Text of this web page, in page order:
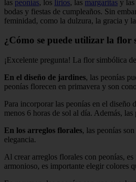
las peonías, los lirios, las margaritas y las
bodas y fiestas de cumpleaños. Sin
feminidad, como la dulzura, la gracia y
¿Cómo se puede utilizar la flor
¡Excelente pregunta! La flor simbólica
En el diseño de jardines, las peonías
peonías florecen en primavera y son
Para incorporar las peonías en el diseño
menos 6 horas de sol al día. Además,
En los arreglos florales, las peonías
elegancia.
Al crear arreglos florales con peonías,
armonioso, es importante elegir colores